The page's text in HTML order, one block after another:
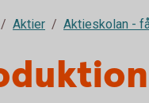
Aktier Aktieskolan -